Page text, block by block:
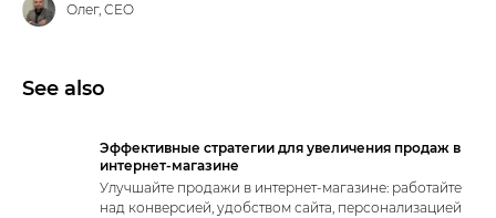
Олег, CEO
See also
Эффективные стратегии для увеличения продаж в
интернет-магазине
Улучшайте продажи в интернет-магазине: работайте
над конверсией, удобством сайта, персонализацией